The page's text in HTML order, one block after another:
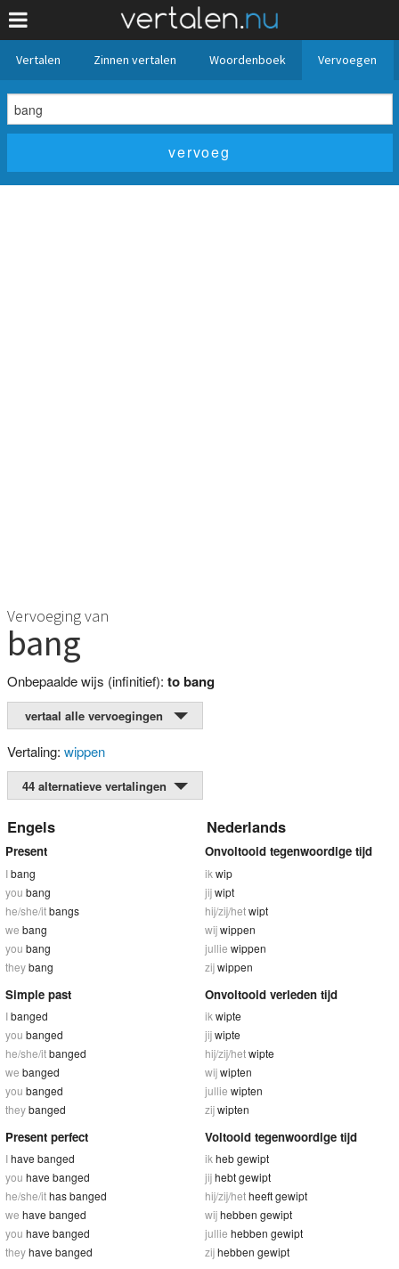
Vertalen Zinnen vertalen Woordenboek Vervoegen
Vervoeging van
bang
Onbepaalde wijs (infinitief): to bang
vertaal alle vervoegingen
Vertaling: wippen
44 alternatieve vertalingen
Engels Nederlands
Present
Ibang
you bang
he/she/itbangs
we bang
you bang
theybang
Onvoltooid tegenwoordige tijd
ik wip
jijwipt
hij/zij/hetwipt
wijwippen
jullie wippen
zijwippen
Simple past
Ibanged
you banged
he/she/itbanged
we banged
you banged
theybanged
Onvoltooid verleden tijd
ik wipte
jijwipte
hij/zij/hetwipte
wijwipten
jullie wipten
zijwipten
Present perfect
Ihave banged
you have banged
he/she/ithas banged
we have banged
you have banged
theyhave banged
Voltooid tegenwoordige tijd
ikheb gewipt
jijhebt gewipt
hij/zij/hetheeft gewipt
wijhebben gewipt
jullie hebben gewipt
zijhebben gewipt